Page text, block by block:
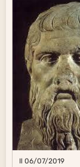
Il 06/07/2019